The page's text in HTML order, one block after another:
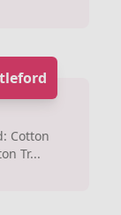
Cotton
Tr...